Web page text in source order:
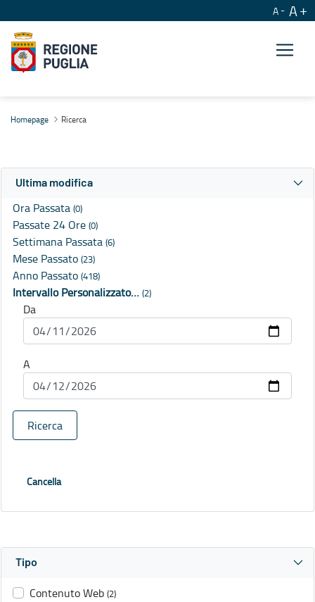
A A
Homepage Ricerca
Ultima modifica
Ora Passata (0)
Passate 24 Ore (0)
Settimana Passata (6)
Mese Passato (23)
Anno Passato (418)
Intervallo Personalizzato… (2)
Da
A
Ricerca
Cancella
Tipo
Contenuto Web (2)